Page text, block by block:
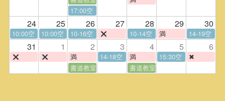
17:00空
24 25 26 27 28 29 30
10:00空 10:00空 10-16空 10-14空 満 14-19空
31 1 2 3 4 5 6
満 14-18空 満 15:30空
✖
書道教室
書道教室